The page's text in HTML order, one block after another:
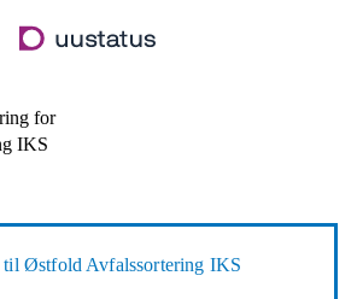
til
for
IKS
til Østfold Avfalssortering IKS